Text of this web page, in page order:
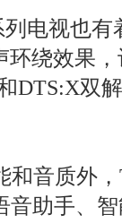
电视也
绕效果
DTS:X双
和音质外
助手、